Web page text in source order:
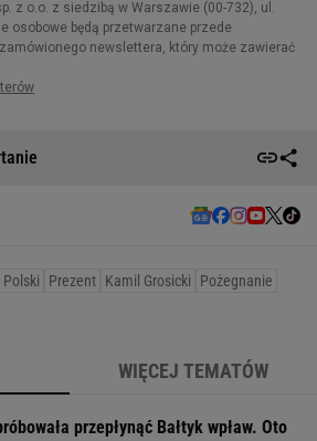
Prezent Kamil Grosicki
Pożegnanie
WIĘCEJ TEMATÓW
przepłynąć Bałtyk wpław. Oto